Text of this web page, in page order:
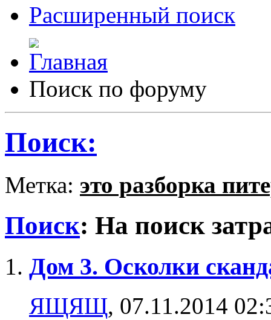
Расширенный поиск
Поиск по форуму
Поиск:
Метка: это разборка
Поиск: На поиск
Дом 3. Осколки
ЯЩЯЩ, 07.11.2014